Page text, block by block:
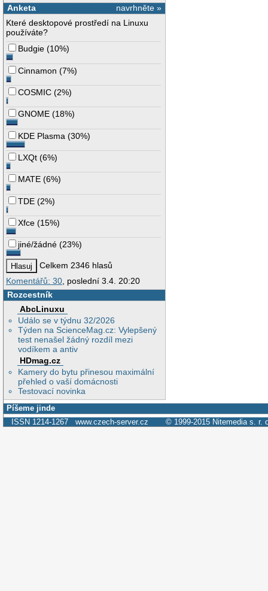
navrhněte »
Anketa
Které desktopové prostředí na Linuxu
používáte?
Budgie (10%)
Cinnamon (7%)
COSMIC (2%)
GNOME (18%)
KDE Plasma (30%)
LXQt (6%)
MATE (6%)
TDE (2%)
Xfce (15%)
jiné/žádné (23%)
Celkem 2346 hlasů
Komentářů: 30 , poslední 3.4. 20:20
Rozcestník
AbcLinuxu
Událo se v týdnu 32/2026
Týden na ScienceMag.cz: Vylepšený
test nenašel žádný rozdíl mezi
vodíkem a antiv
HDmag.cz
Kamery do bytu přinesou maximální
přehled o vaší domácnosti
Testovací novinka
Píšeme jinde
ISSN 1214-1267 www.czech-server.cz © 1999-2015 Nitemedia s. r.